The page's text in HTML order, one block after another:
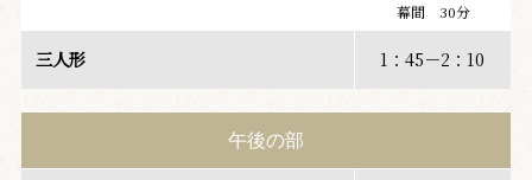
幕間 30分
三人形 1：45－2：10
午後の部